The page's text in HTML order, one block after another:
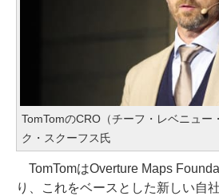
TomTomのCRO（チーフ・レベニュー
ク・スクーフス氏
TomTomはOverture Maps
り、これをベースとした新しい自